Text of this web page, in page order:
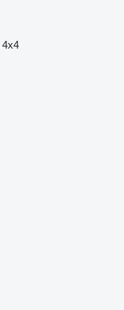
4x4